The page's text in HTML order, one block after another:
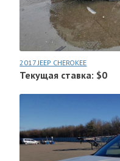
2017 JEEP CHEROKEE
Текущая ставка: $0